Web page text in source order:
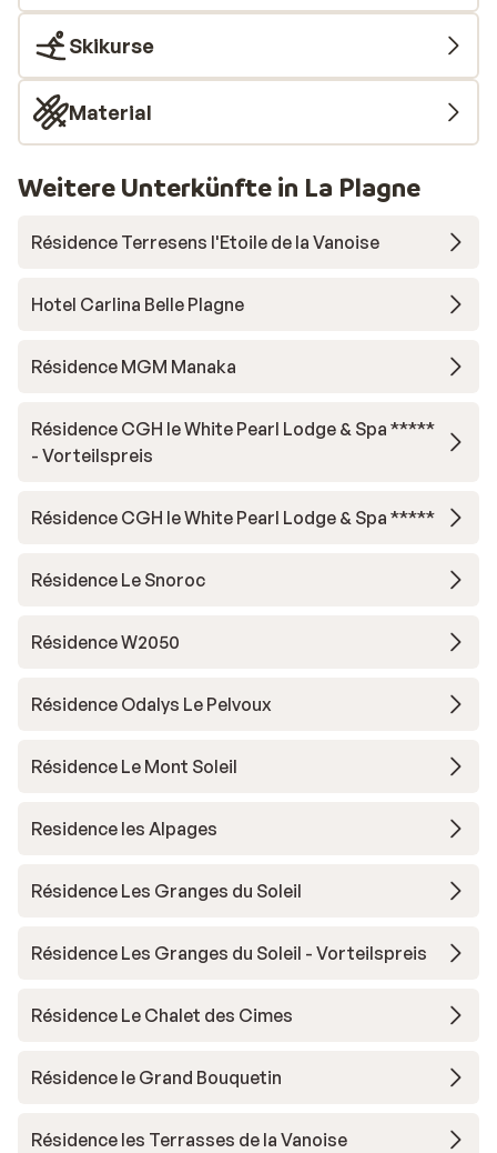
Skikurse
Material
Weitere Unterkünfte in La Plagne
Résidence Terresens l'Etoile de la Vanoise
Hotel Carlina Belle Plagne
Résidence MGM Manaka
Résidence CGH le White Pearl Lodge & Spa *****
- Vorteilspreis
Résidence CGH le White Pearl Lodge & Spa *****
Résidence Le Snoroc
Résidence W2050
Résidence Odalys Le Pelvoux
Résidence Le Mont Soleil
Residence les Alpages
Résidence Les Granges du Soleil
Résidence Les Granges du Soleil - Vorteilspreis
Résidence Le Chalet des Cimes
Résidence le Grand Bouquetin
Résidence les Terrasses de la Vanoise